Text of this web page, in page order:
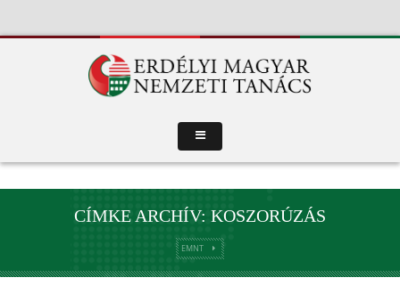
CÍMKE ARCHÍV: KOSZORÚZÁS
EMNT